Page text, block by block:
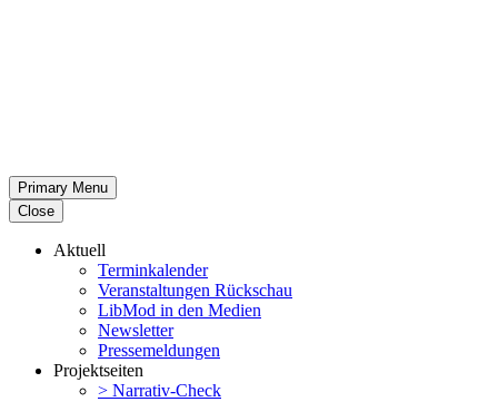
Primary Menu
Close
Aktuell
Termin­ka­lender
Veran­stal­tungen Rückschau
LibMod in den Medien
Newsletter
Presse­mel­dungen
Projekt­seiten
> Narrativ-Check